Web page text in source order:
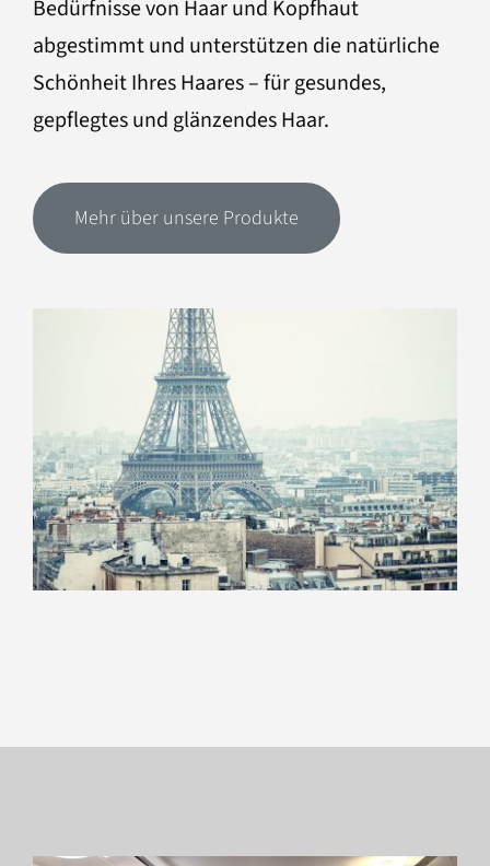
Bedürfnisse von Haar und Kopfhaut
abgestimmt und unterstützen die natürliche
Schönheit Ihres Haares – für gesundes,
gepflegtes und glänzendes Haar.
Mehr über unsere Produkte